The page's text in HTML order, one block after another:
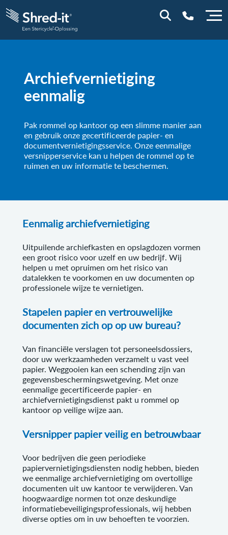
Archiefvernietiging
eenmalig
Pak rommel op kantoor op een slimme manier aan
en gebruik onze gecertificeerde papier- en
documentvernietigingsservice. Onze eenmalige
versnipperservice kan u helpen de rommel op te
ruimen en uw informatie te beschermen.
Eenmalig archiefvernietiging
Uitpuilende archiefkasten en opslagdozen vormen
een groot risico voor uzelf en uw bedrijf. Wij
helpen u met opruimen om het risico van
datalekken te voorkomen en uw documenten op
professionele wijze te vernietigen.
Stapelen papier en vertrouwelijke
documenten zich op op uw bureau?
Van financiële verslagen tot personeelsdossiers,
door uw werkzaamheden verzamelt u vast veel
papier. Weggooien kan een schending zijn van
gegevensbeschermingswetgeving. Met onze
eenmalige gecertificeerde papier- en
archiefvernietigingsdienst pakt u rommel op
kantoor op veilige wijze aan.
Versnipper papier veilig en betrouwbaar
Voor bedrijven die geen periodieke
papiervernietigingsdiensten nodig hebben, bieden
we eenmalige archiefvernietiging om overtollige
documenten uit uw kantoor te verwijderen. Van
hoogwaardige normen tot onze deskundige
informatiebeveiligingsprofessionals, wij hebben
diverse opties om in uw behoeften te voorzien.